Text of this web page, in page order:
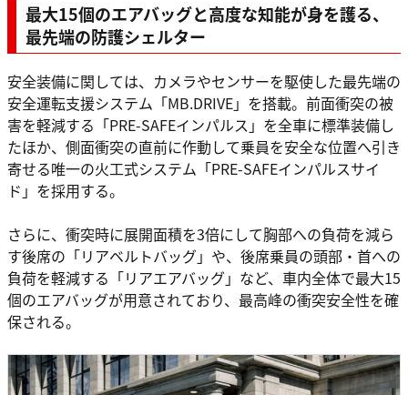
最大15個のエアバッグと高度な知能が身を護る、
最先端の防護シェルター
安全装備に関しては、カメラやセンサーを駆使した最先端の
安全運転支援システム「MB.DRIVE」を搭載。前面衝突の被
害を軽減する「PRE-SAFEインパルス」を全車に標準装備し
たほか、側面衝突の直前に作動して乗員を安全な位置へ引き
寄せる唯一の火工式システム「PRE-SAFEインパルスサイ
ド」を採用する。
さらに、衝突時に展開面積を3倍にして胸部への負荷を減ら
す後席の「リアベルトバッグ」や、後席乗員の頭部・首への
負荷を軽減する「リアエアバッグ」など、車内全体で最大15
個のエアバッグが用意されており、最高峰の衝突安全性を確
保される。